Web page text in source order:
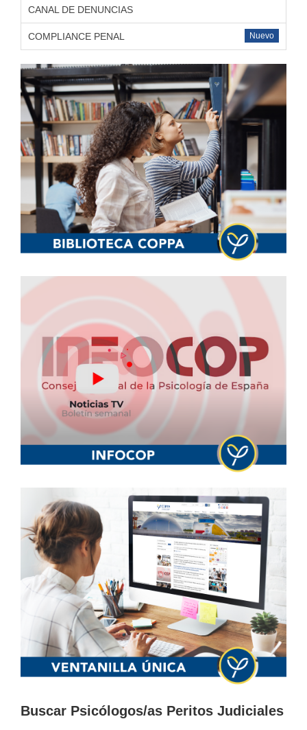
CANAL DE DENUNCIAS
Nuevo
COMPLIANCE PENAL
Buscar Psicólogos/as Peritos Judiciales